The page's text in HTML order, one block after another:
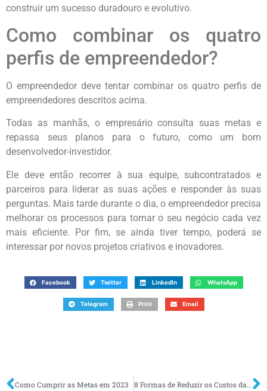
construir um sucesso duradouro e evolutivo.
Como combinar os quatro
perfis de empreendedor?
O empreendedor deve tentar combinar os quatro perfis de
empreendedores descritos acima.
Todas as manhãs, o empresário consulta suas metas e
repassa seus planos para o futuro, como um bom
desenvolvedor-investidor.
Ele deve então recorrer à sua equipe, subcontratados e
parceiros para liderar as suas ações e responder às suas
perguntas. Mais tarde durante o dia, o empreendedor precisa
melhorar os processos para tornar o seu negócio cada vez
mais eficiente. Por fim, se ainda tiver tempo, poderá se
interessar por novos projetos criativos e inovadores.
Facebook Twitter LinkedIn WhatsApp
Telegram Print Email
Como Cumprir as Metas em 2023 8 Formas de Reduzir os Custos da Sua Empresa